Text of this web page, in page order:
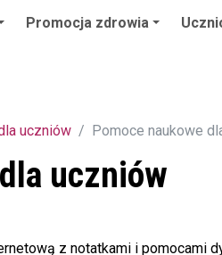
Promocja zdrowia
uczniów Pomoce naukowe
uczniów
z notatkami i pomocami